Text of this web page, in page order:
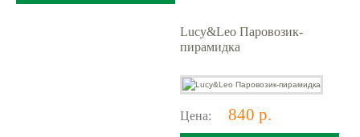
Lucy&Leo Паровозик-
пирамидка
Цена: 840 р.